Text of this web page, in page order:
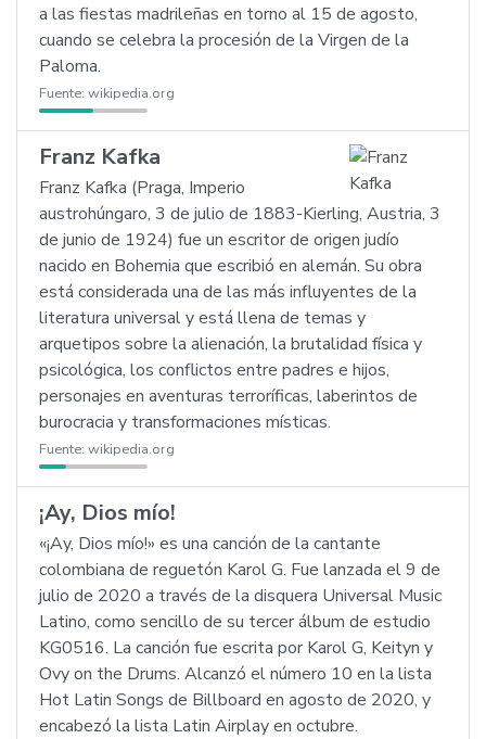
a las fiestas madrileñas en torno al 15 de agosto,
cuando se celebra la procesión de la Virgen de la
Paloma.
Fuente: wikipedia.org
Franz Kafka
Franz Kafka (Praga, Imperio
austrohúngaro, 3 de julio de 1883-Kierling, Austria, 3
de junio de 1924) fue un escritor de origen judío
nacido en Bohemia que escribió en alemán. Su obra
está considerada una de las más influyentes de la
literatura universal y está llena de temas y
arquetipos sobre la alienación, la brutalidad física y
psicológica, los conflictos entre padres e hijos,
personajes en aventuras terroríficas, laberintos de
burocracia y transformaciones místicas.
Fuente: wikipedia.org
¡Ay, Dios mío!
«¡Ay, Dios mío!» es una canción de la cantante
colombiana de reguetón Karol G. Fue lanzada el 9 de
julio de 2020 a través de la disquera Universal Music
Latino, como sencillo de su tercer álbum de estudio
KG0516. La canción fue escrita por Karol G, Keityn y
Ovy on the Drums. Alcanzó el número 10 en la lista
Hot Latin Songs de Billboard en agosto de 2020, y
encabezó la lista Latin Airplay en octubre.